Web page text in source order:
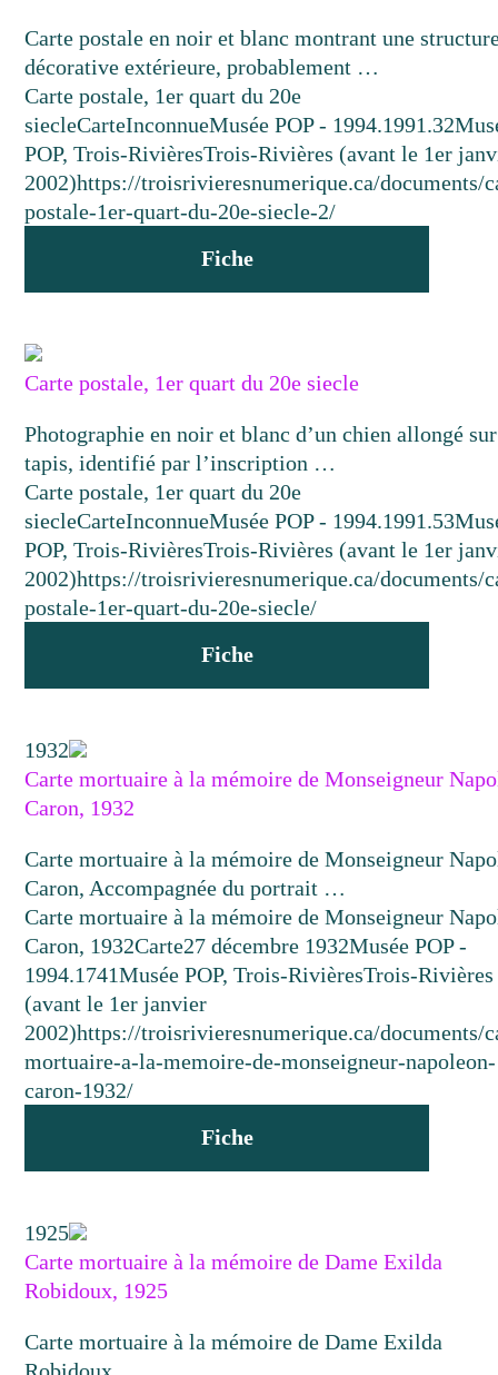
Carte postale en noir et blanc montrant une
décorative extérieure, probablement …
Carte postale, 1er quart du 20e
siecleCarteInconnueMusée POP - 1994.1991.32
POP, Trois-RivièresTrois-Rivières (avant le 1er
2002)https://troisrivieresnumerique.ca/documents/
postale-1er-quart-du-20e-siecle-2/
Fiche
Carte postale, 1er quart du 20e siecle
Photographie en noir et blanc d’un chien allongé
tapis, identifié par l’inscription …
Carte postale, 1er quart du 20e
siecleCarteInconnueMusée POP - 1994.1991.53
POP, Trois-RivièresTrois-Rivières (avant le 1er
2002)https://troisrivieresnumerique.ca/documents/
postale-1er-quart-du-20e-siecle/
Fiche
1932
Carte mortuaire à la mémoire de Monseigneur
Caron, 1932
Carte mortuaire à la mémoire de Monseigneur
Caron, Accompagnée du portrait …
Carte mortuaire à la mémoire de Monseigneur
Caron, 1932Carte27 décembre 1932Musée POP -
1994.1741Musée POP, Trois-RivièresTrois-Rivières
(avant le 1er janvier
2002)https://troisrivieresnumerique.ca/documents/
mortuaire-a-la-memoire-de-monseigneur-napoleon-
caron-1932/
Fiche
1925
Carte mortuaire à la mémoire de Dame Exilda
Robidoux, 1925
Carte mortuaire à la mémoire de Dame Exilda